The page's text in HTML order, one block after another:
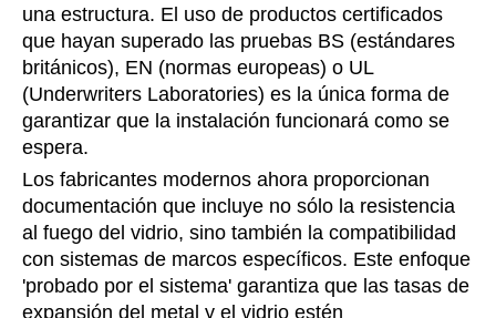
una estructura. El uso de productos certificados
que hayan superado las pruebas BS (estándares
británicos), EN (normas europeas) o UL
(Underwriters Laboratories) es la única forma de
garantizar que la instalación funcionará como se
espera.
Los fabricantes modernos ahora proporcionan
documentación que incluye no sólo la resistencia
al fuego del vidrio, sino también la compatibilidad
con sistemas de marcos específicos. Este enfoque
'probado por el sistema' garantiza que las tasas de
expansión del metal y el vidrio estén